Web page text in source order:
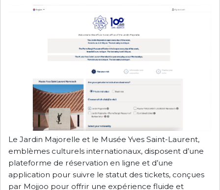
Le Jardin Majorelle et le Musée Yves Saint-Laurent,
emblèmes culturels internationaux, disposent d’une
plateforme de réservation en ligne et d’une
application pour suivre le statut des tickets, conçues
par Mojjoo pour offrir une expérience fluide et